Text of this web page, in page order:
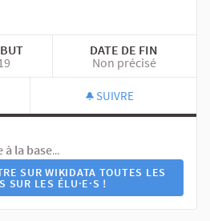
DATE DE FIN
Non précisé
SUIVRE
Contribution collective à la base de données wikidata
SUR WIKIDATA TOUTES LES
SUR LES ÉLU·E·S !